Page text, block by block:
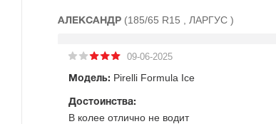
АЛЕКСАНДР (185/65 R15 , ЛАРГУС )
09-06-2025
Модель: Pirelli Formula Ice
Достоинства:
В колее отлично не водит